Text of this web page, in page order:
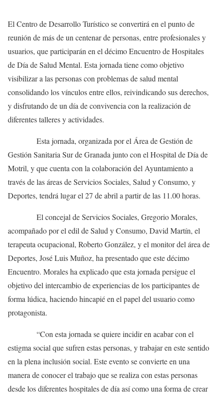
El Centro de Desarrollo Turístico se convertirá en el punto de
reunión de más de un centenar de personas, entre profesionales y
usuarios, que participarán en el décimo Encuentro de Hospitales
de Día de Salud Mental. Esta jornada tiene como objetivo
visibilizar a las personas con problemas de salud mental
consolidando los vínculos entre ellos, reivindicando sus derechos,
y disfrutando de un día de convivencia con la realización de
diferentes talleres y actividades.
Esta jornada, organizada por el Área de Gestión de
Gestión Sanitaria Sur de Granada junto con el Hospital de Día de
Motril, y que cuenta con la colaboración del Ayuntamiento a
través de las áreas de Servicios Sociales, Salud y Consumo, y
Deportes, tendrá lugar el 27 de abril a partir de las 11.00 horas.
El concejal de Servicios Sociales, Gregorio Morales,
acompañado por el edil de Salud y Consumo, David Martín, el
terapeuta ocupacional, Roberto González, y el monitor del área de
Deportes, José Luis Muñoz, ha presentado que este décimo
Encuentro. Morales ha explicado que esta jornada persigue el
objetivo del intercambio de experiencias de los participantes de
forma lúdica, haciendo hincapié en el papel del usuario como
protagonista.
“Con esta jornada se quiere incidir en acabar con el
estigma social que sufren estas personas, y trabajar en este sentido
en la plena inclusión social. Este evento se convierte en una
manera de conocer el trabajo que se realiza con estas personas
desde los diferentes hospitales de día así como una forma de crear